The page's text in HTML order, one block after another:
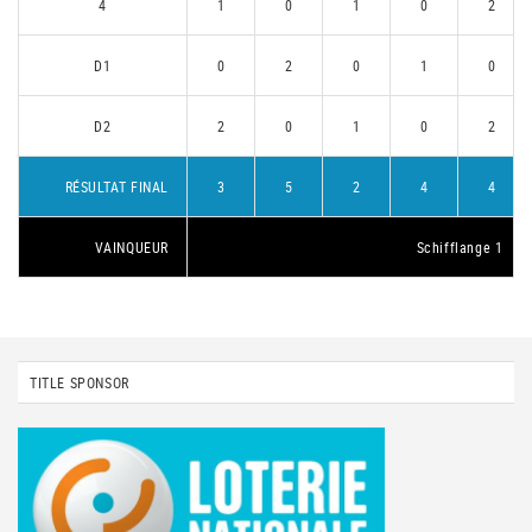
4 1 0 1 0 2
D1 0 2 0 1 0
D2 2 0 1 0 2
RÉSULTAT FINAL 3 5 2 4 4
VAINQUEUR Schifflange 1
TITLE SPONSOR